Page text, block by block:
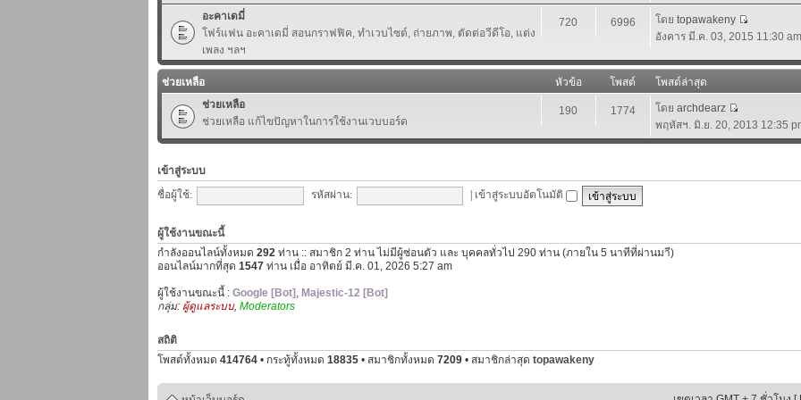
อะคาเดมี่
โฟร์แฟน อะคาเดมี่ สอนกราฟฟิค, ทำเวบไซต์, ถ่ายภาพ, ตัดต่อวีดีโอ, แต่ง
เพลง ฯลฯ
720 6996 โดย topawakeny
อังคาร มี.ค. 03, 2015 11:30 am
ช่วยเหลือ หัวข้อ โพสต์
โพสต์ล่าสุด
ช่วยเหลือ
ช่วยเหลือ แก้ไขปัญหาในการใช้งานเวบบอร์ด
190 1774 โดย archdearz
พฤหัสฯ. มิ.ย. 20, 2013 12:35
เข้าสู่ระบบ
ชื่อผู้ใช้:
รหัสผ่าน: เข้าสู่ระบบอัตโนมัติ
ผู้ใช้งานขณะนี้
กำลังออนไลน์ทั้งหมด 292 ท่าน :: สมาชิก 2 ท่าน ไม่มีผู้ซ่อนตัว และ บุคคลทั่วไป 290 ท่าน (ภายใน 5 นาทีที่ผ่านมาี)
ออนไลน์มากที่สุด 1547 ท่าน เมื่อ อาทิตย์ มี.ค. 01, 2026 5:27 am
ผู้ใช้งานขณะนี้ : Google [Bot] , Majestic-12 [Bot]
กลุ่ม: ผู้ดูแลระบบ, Moderators
สถิติ
โพสต์ทั้งหมด 414764 • กระทู้ทั้งหมด 18835 • สมาชิกทั้งหมด 7209 • สมาชิกล่าสุด topawakeny